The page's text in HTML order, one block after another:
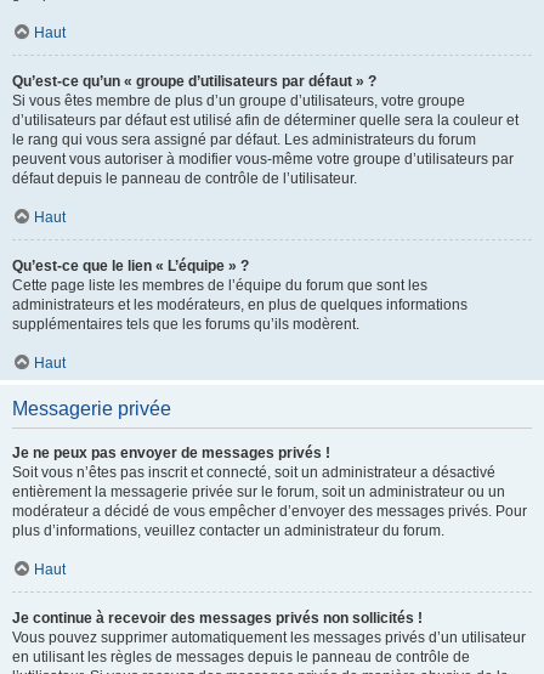
Haut
Qu’est-ce qu’un « groupe d’utilisateurs par défaut » ?
Si vous êtes membre de plus d’un groupe d’utilisateurs, votre groupe
d’utilisateurs par défaut est utilisé afin de déterminer quelle sera la couleur et
le rang qui vous sera assigné par défaut. Les administrateurs du forum
peuvent vous autoriser à modifier vous-même votre groupe d’utilisateurs par
défaut depuis le panneau de contrôle de l’utilisateur.
Haut
Qu’est-ce que le lien « L’équipe » ?
Cette page liste les membres de l’équipe du forum que sont les
administrateurs et les modérateurs, en plus de quelques informations
supplémentaires tels que les forums qu’ils modèrent.
Haut
Messagerie privée
Je ne peux pas envoyer de messages privés !
Soit vous n’êtes pas inscrit et connecté, soit un administrateur a désactivé
entièrement la messagerie privée sur le forum, soit un administrateur ou un
modérateur a décidé de vous empêcher d’envoyer des messages privés. Pour
plus d’informations, veuillez contacter un administrateur du forum.
Haut
Je continue à recevoir des messages privés non sollicités !
Vous pouvez supprimer automatiquement les messages privés d’un utilisateur
en utilisant les règles de messages depuis le panneau de contrôle de